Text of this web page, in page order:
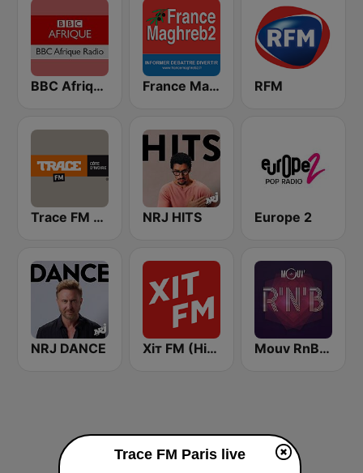
BBC Afrique France Maghreb 2 RFM
Trace FM Cote D'Ivoire NRJ HITS Europe 2
NRJ DANCE Хіт FM (Hit FM) Mouv RnB & Soul
Trace FM Paris live